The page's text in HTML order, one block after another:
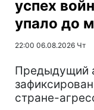
успех
упало до
22:00 06.08.2026 Чт
Предыдущий
стране-